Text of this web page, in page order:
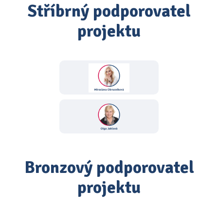
Stříbrný podporovatel
projektu
Bronzový podporovatel
projektu